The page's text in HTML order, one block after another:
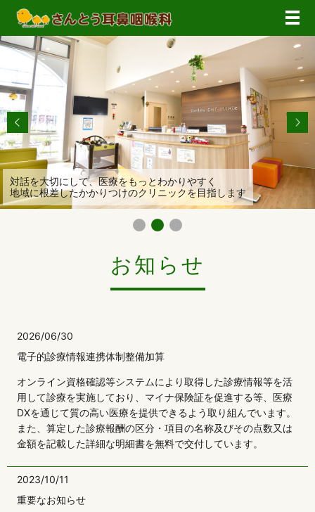
メ
対話を大切にして、医療をもっとわかりやすく
地域に根差したかかりつけのクリニックを目指します
お知らせ
2026/06/30
電子的診療情報連携体制整備加算
オンライン資格確認等システムにより取得した診療情報等を活
用して診療を実施しており、マイナ保険証を促進する等、医療
DXを通じて質の高い医療を提供できるよう取り組んでいます。
また、算定した診療報酬の区分・項目の名称及びその点数又は
金額を記載した詳細な明細書を無料で交付しています。
2023/10/11
重要なお知らせ